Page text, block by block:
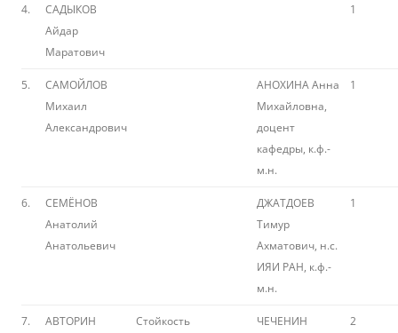
4.
САДЫКОВ
Айдар
Маратович
1
5.
САМОЙЛОВ
Михаил
Александрович
АНОХИНА Анна
Михайловна,
доцент
кафедры, к.ф.-
м.н.
1
6.
СЕМЁНОВ
Анатолий
Анатольевич
ДЖАТДОЕВ
Тимур
Ахматович, н.с.
ИЯИ РАН, к.ф.-
м.н.
1
7.
АВТОРИН
Стойкость
ЧЕЧЕНИН
2